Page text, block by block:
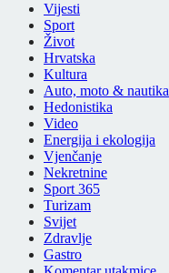
Vijesti
Sport
Život
Hrvatska
Kultura
Auto, moto & nautika
Hedonistika
Video
Energija i ekologija
Vjenčanje
Nekretnine
Sport 365
Turizam
Svijet
Zdravlje
Gastro